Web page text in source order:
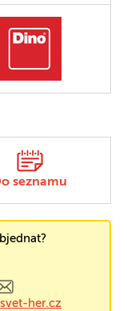
seznamu
her.cz